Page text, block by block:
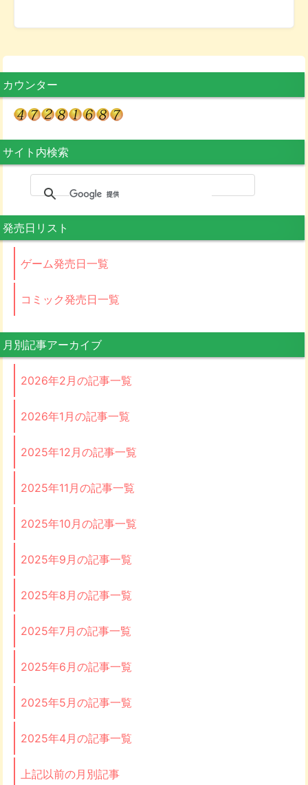
カウンター
サイト内検索
発売日リスト
ゲーム発売日一覧
コミック発売日一覧
月別記事アーカイブ
2026年2月の記事一覧
2026年1月の記事一覧
2025年12月の記事一覧
2025年11月の記事一覧
2025年10月の記事一覧
2025年9月の記事一覧
2025年8月の記事一覧
2025年7月の記事一覧
2025年6月の記事一覧
2025年5月の記事一覧
2025年4月の記事一覧
上記以前の月別記事